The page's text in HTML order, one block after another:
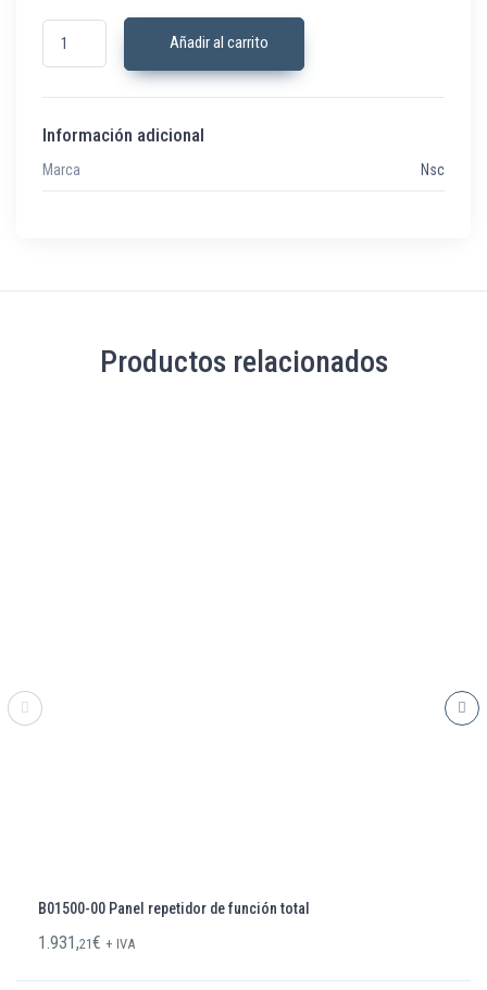
Añadir al carrito
Información adicional
Marca Nsc
Productos relacionados
B01500-00 Panel repetidor de función total
1.931,21€ + IVA